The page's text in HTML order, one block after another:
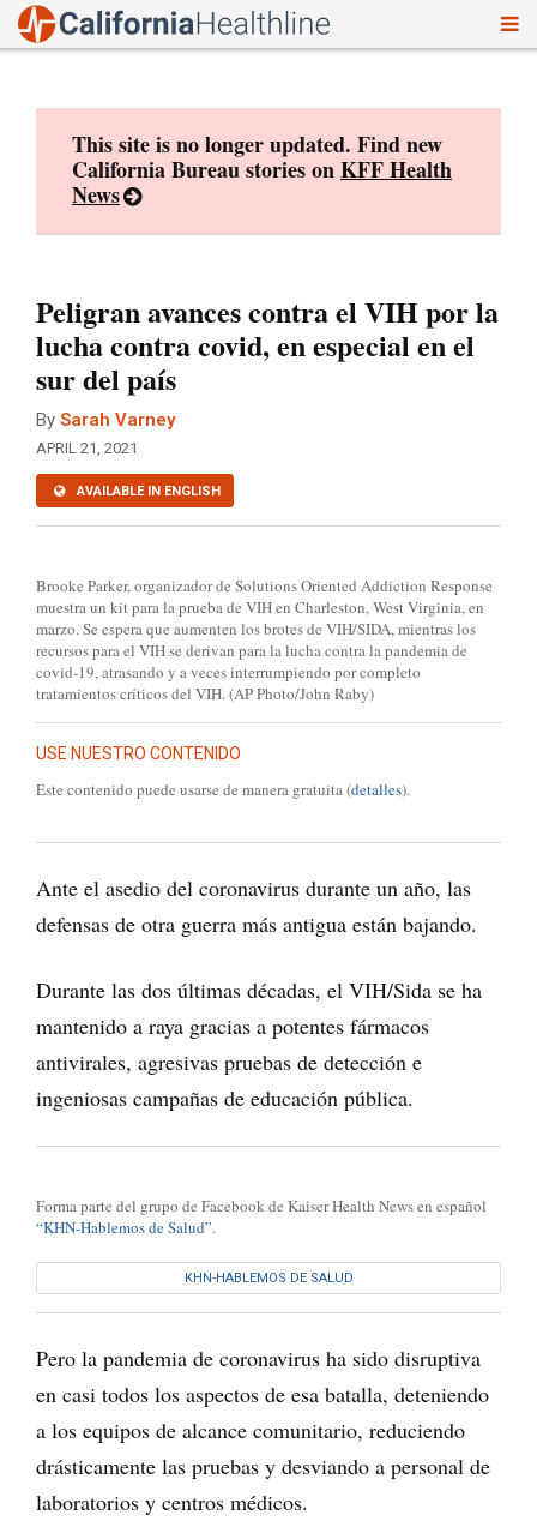
This site is no longer updated. Find new
California Bureau stories onKFF Health
News
Peligran avances contra el VIH por la
lucha contra covid, en especial en el
sur del país
By Sarah Varney
APRIL 21, 2021
AVAILABLE IN ENGLISH
Brooke Parker, organizador de Solutions Oriented Addiction Response
muestra un kit para la prueba de VIH en Charleston, West Virginia, en
marzo. Se espera que aumenten los brotes de VIH/SIDA, mientras los
recursos para el VIH se derivan para la lucha contra la pandemia de
covid-19, atrasando y a veces interrumpiendo por completo
tratamientos críticos del VIH. (AP Photo/John Raby)
USE NUESTRO CONTENIDO
Este contenido puede usarse de manera gratuita (detalles).
Ante el asedio del coronavirus durante un año, las
defensas de otra guerra más antigua están bajando.
Durante las dos últimas décadas, el VIH/Sida se ha
mantenido a raya gracias a potentes fármacos
antivirales, agresivas pruebas de detección e
ingeniosas campañas de educación pública.
Forma parte del grupo de Facebook de Kaiser Health News en español
“KHN-Hablemos de Salud”.
KHN-HABLEMOS DE SALUD
Pero la pandemia de coronavirus ha sido disruptiva
en casi todos los aspectos de esa batalla, deteniendo
a los equipos de alcance comunitario, reduciendo
drásticamente las pruebas y desviando a personal de
laboratorios y centros médicos.